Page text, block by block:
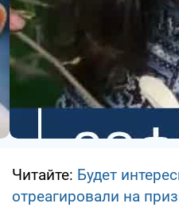
Читайте: Будет
отреагировали на